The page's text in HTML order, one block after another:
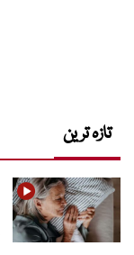
تازہ ترین